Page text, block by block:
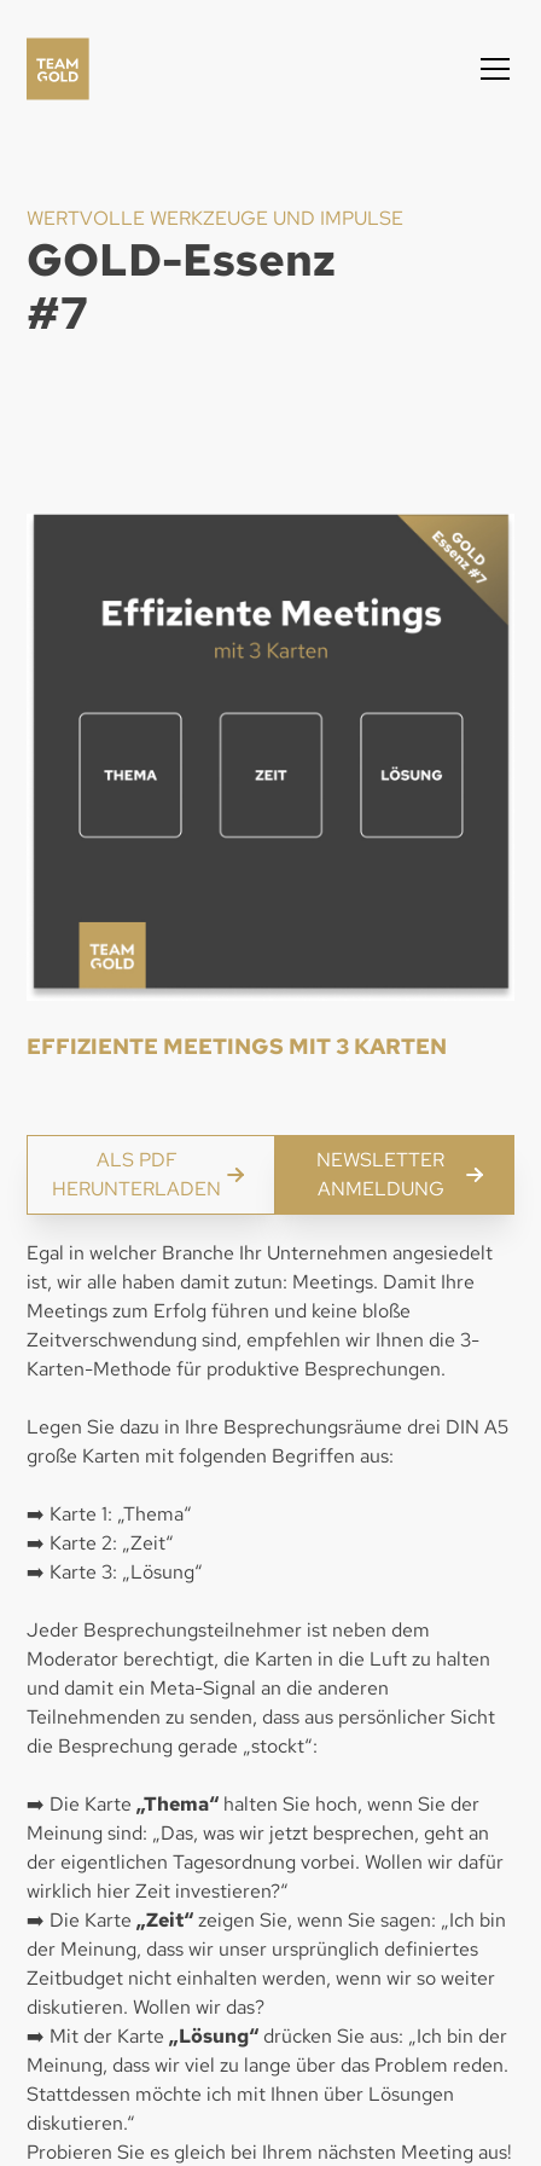
WERTVOLLE WERKZEUGE UND IMPULSE
GOLD-Essenz
#7
EFFIZIENTE MEETINGS MIT 3 KARTEN
ALS PDF
HERUNTERLADEN
NEWSLETTER
ANMELDUNG
Egal in welcher Branche Ihr Unternehmen angesiedelt
ist, wir alle haben damit zutun: Meetings. Damit Ihre
Meetings zum Erfolg führen und keine bloße
Zeitverschwendung sind, empfehlen wir Ihnen die 3-
Karten-Methode für produktive Besprechungen.
Legen Sie dazu in Ihre Besprechungsräume drei DIN A5
große Karten mit folgenden Begriffen aus:
➡️ Karte 1: „Thema“
➡️ Karte 2: „Zeit“
➡️ Karte 3: „Lösung“
Jeder Besprechungsteilnehmer ist neben dem
Moderator berechtigt, die Karten in die Luft zu halten
und damit ein Meta-Signal an die anderen
Teilnehmenden zu senden, dass aus persönlicher Sicht
die Besprechung gerade „stockt“:
➡️ Die Karte„Thema“ halten Sie hoch, wenn Sie der
Meinung sind: „Das, was wir jetzt besprechen, geht an
der eigentlichen Tagesordnung vorbei. Wollen wir dafür
wirklich hier Zeit investieren?“
➡️ Die Karte„Zeit“zeigen Sie, wenn Sie sagen: „Ich bin
der Meinung, dass wir unser ursprünglich definiertes
Zeitbudget nicht einhalten werden, wenn wir so weiter
diskutieren. Wollen wir das?
➡️ Mit der Karte„Lösung“ drücken Sie aus: „Ich bin der
Meinung, dass wir viel zu lange über das Problem reden.
Stattdessen möchte ich mit Ihnen über Lösungen
diskutieren.“
Probieren Sie es gleich bei Ihrem nächsten Meeting aus!